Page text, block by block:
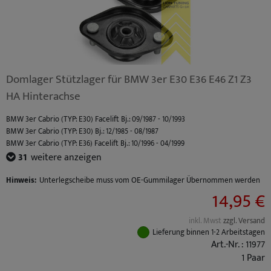
Domlager Stützlager für BMW 3er E30 E36 E46 Z1 Z3
HA Hinterachse
BMW 3er Cabrio (TYP: E30) Facelift Bj.: 09/1987 - 10/1993
BMW 3er Cabrio (TYP: E30) Bj.: 12/1985 - 08/1987
BMW 3er Cabrio (TYP: E36) Facelift Bj.: 10/1996 - 04/1999
BMW 3er Cabrio (TYP: E36) Bj.: 03/1993 - 09/1996
BMW 3er Cabrio (TYP: E46) Bj.: 04/2000 - 02/2003
BMW 3er Coupe (TYP: E36) Bj.: 03/1992 - 09/1996
BMW 3er Coupe (TYP: E46) Facelift Bj.: 03/2003 - 06/2006
31 weitere anzeigen
Hinweis: Unterlegscheibe muss vom OE-Gummilager Übernommen werden
14,95 €
inkl. Mwstzzgl. Versand
Lieferung binnen 1-2 Arbeitstagen
Art.-Nr. : 11977
1 Paar